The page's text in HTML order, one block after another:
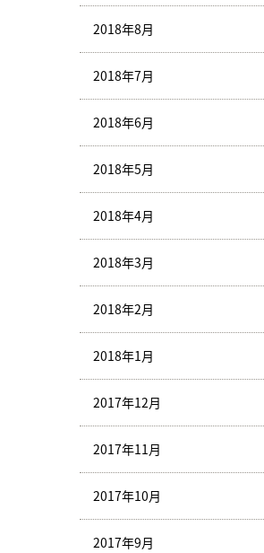
2018年8月
2018年7月
2018年6月
2018年5月
2018年4月
2018年3月
2018年2月
2018年1月
2017年12月
2017年11月
2017年10月
2017年9月